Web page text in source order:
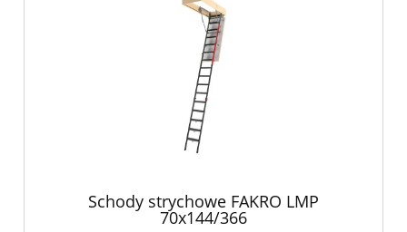
Schody strychowe FAKRO LMP
70x144/366